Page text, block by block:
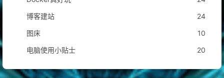
博客建站
24
图床
10
电脑使用小贴士
20